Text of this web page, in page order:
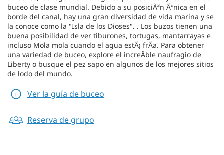
buceo de clase mundial. Debido a su posiciÃ³n Ãºnica en el
borde del canal, hay una gran diversidad de vida marina y se
la conoce como la "Isla de los Dioses". . Los buzos tienen una
buena posibilidad de ver tiburones, tortugas, mantarrayas e
incluso Mola mola cuando el agua estÃ¡ frÃ­a. Para obtener
una variedad de buceo, explore el increÃ­ble naufragio de
Liberty o busque el pez sapo en algunos de los mejores sitios
de lodo del mundo.
Ver la guía de buceo
Reserva de grupo